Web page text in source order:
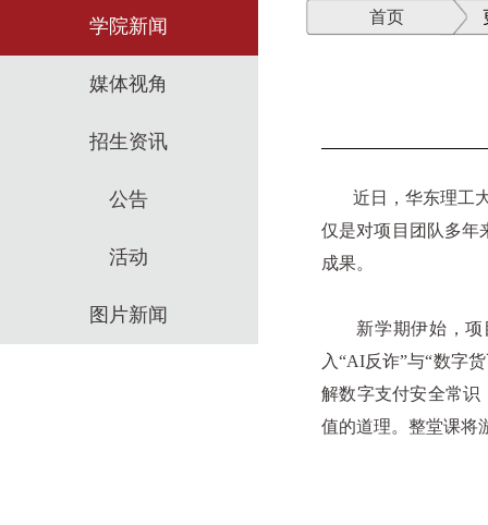
学院新闻
媒体视角
招生资讯
公告
活动
图片新闻
首页
近日，华东理工大
仅是对项目团队多年
成果。
新学期伊始，项目
入“AI反诈”与“数字
解数字支付安全常识
值的道理。整堂课将